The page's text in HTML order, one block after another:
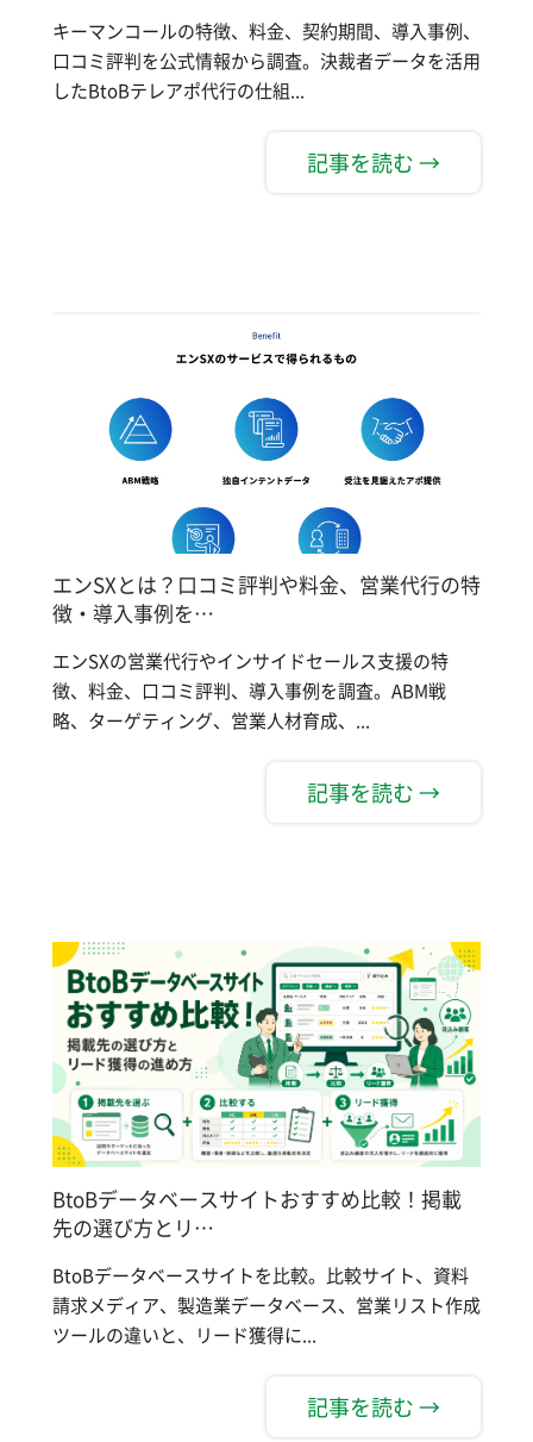
キーマンコールの特徴、料金、契約期間、導入事例、
口コミ評判を公式情報から調査。決裁者データを活用
したBtoBテレアポ代行の仕組...
記事を読む →
エンSXとは？口コミ評判や料金、営業代行の特
徴・導入事例を…
エンSXの営業代行やインサイドセールス支援の特
徴、料金、口コミ評判、導入事例を調査。ABM戦
略、ターゲティング、営業人材育成、...
記事を読む →
BtoBデータベースサイトおすすめ比較！掲載
先の選び方とリ…
BtoBデータベースサイトを比較。比較サイト、資料
請求メディア、製造業データベース、営業リスト作成
ツールの違いと、リード獲得に...
記事を読む →